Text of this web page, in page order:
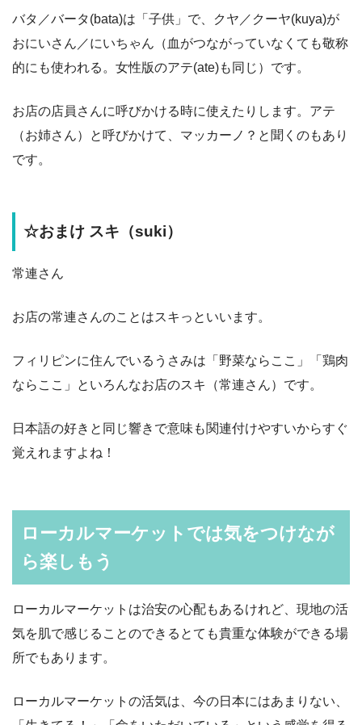
バタ／バータ(bata)は「子供」で、クヤ／クーヤ(kuya)が
おにいさん／にいちゃん（血がつながっていなくても敬称
的にも使われる。女性版のアテ(ate)も同じ）です。
お店の店員さんに呼びかける時に使えたりします。アテ
（お姉さん）と呼びかけて、マッカーノ？と聞くのもあり
です。
☆おまけ スキ（suki）
常連さん
お店の常連さんのことはスキっといいます。
フィリピンに住んでいるうさみは「野菜ならここ」「鶏肉
ならここ」といろんなお店のスキ（常連さん）です。
日本語の好きと同じ響きで意味も関連付けやすいからすぐ
覚えれますよね！
ローカルマーケットでは気をつけなが
ら楽しもう
ローカルマーケットは治安の心配もあるけれど、現地の活
気を肌で感じることのできるとても貴重な体験ができる場
所でもあります。
ローカルマーケットの活気は、今の日本にはあまりない、